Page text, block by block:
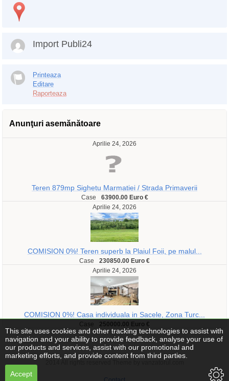
Import Publi24
Printeaza
Editare
Raporteaza
Anunţuri asemănătoare
Aprilie 24, 2026
Teren 879mp Sighetu Marmatiei / Strada Primaverii
Case
63900.00 Euro €
Aprilie 24, 2026
COMISION 0%! Teren superb la Plaiul Foii, pe malul...
Case
230850.00 Euro €
Aprilie 24, 2026
COMISION 0%! Casa individuala in Sacele, Zona Turc...
Case 250000.00 Euro €
This site uses cookies and other tracking technologies to assist with
navigation and your ability to provide feedback, analyse your use of
our products and services, assist with our promotional and
marketing efforts, and provide content from third parties.
Accept